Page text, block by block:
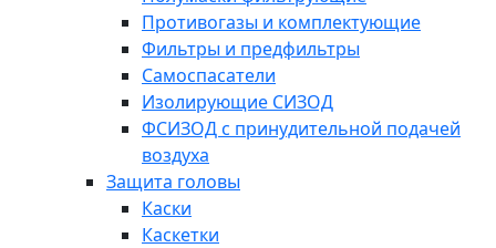
Противогазы и комплектующие
Фильтры и предфильтры
Самоспасатели
Изолирующие СИЗОД
ФСИЗОД с принудительной подачей
воздуха
Защита головы
Каски
Каскетки